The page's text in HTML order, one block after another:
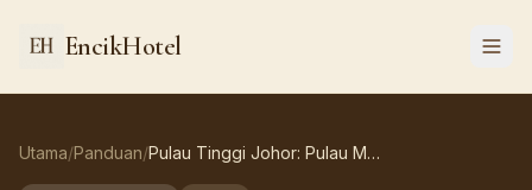
EncikHotel
Utama/Panduan/ Pulau Tinggi Johor: Pulau Mahkota, Diving & Pakej Mersing Marine Park